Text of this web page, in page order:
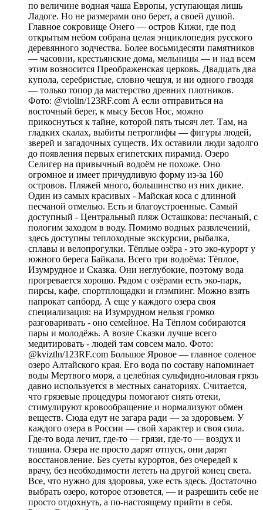
по величине водная чаша Европы, уступающая лишь
Ладоге. Но не размерами оно берет, а своей душой.
Главное сокровище Онего — остров Кижи, где под
открытым небом собрана целая энциклопедия русского
деревянного зодчества. Более восьмидесяти памятников
— часовни, крестьянские дома, мельницы — и над всем
этим возносится Преображенская церковь. Двадцать два
купола, серебристые, словно чешуя, и ни одного гвоздя
— только топор да мастерство древних плотников.
Фото: @violin/123RF.com А если отправиться на
восточный берег, к мысу Бесов Нос, можно
прикоснуться к тайне, которой пять тысяч лет. Там, на
гладких скалах, выбиты петроглифы — фигуры людей,
зверей и загадочных существ. Их оставили люди задолго
до появления первых египетских пирамид. Озеро
Селигер на привычный водоём не похоже. Оно
огромное и имеет причудливую форму из-за 160
островов. Пляжей много, большинство из них дикие.
Один из самых красивых - Майская коса с длинной
песчаной отмелью. Есть и благоустроенные. Самый
доступный - Центральный пляж Осташкова: песчаный, с
пологим заходом в воду. Помимо водных развлечений,
здесь доступны теплоходные экскурсии, рыбалка,
сплавы и велопрогулки. Тёплые озёра - это эко-курорт у
южного берега Байкала. Всего три водоёма: Тёплое,
Изумрудное и Сказка. Они неглубокие, поэтому вода
прогревается хорошо. Рядом с озёрами есть эко-парк,
пирсы, кафе, спортплощадки и глэмпинг. Можно взять
напрокат сапборд. А еще у каждого озера своя
специализация: на Изумрудном нельзя громко
разговаривать - оно семейное. На Тёплом собираются
пары и молодёжь. А возле Сказки лучше всего
медитировать - людей там совсем мало. Фото:
@kviztln/123RF.com Большое Яровое — главное соленое
озеро Алтайского края. Его вода по составу напоминает
воды Мертвого моря, а целебная сульфидно-иловая грязь
давно используется в местных санаториях. Считается,
что грязевые процедуры помогают снять отеки,
стимулируют кровообращение и нормализуют обмен
веществ. Сюда едут не загара ради — за здоровьем. У
каждого озера в России — свой характер и своя сила.
Где-то вода лечит, где-то — грязи, где-то — воздух и
тишина. Озера не просто дарят отпуск, они дарят
восстановление. Без суеты курортов, без очередей к
врачу, без необходимости лететь на другой конец света.
Все, что нужно для здоровья, уже есть здесь. Достаточно
выбрать озеро, которое отзовется, — и разрешить себе не
просто отдохнуть, а по-настоящему прийти в себя.